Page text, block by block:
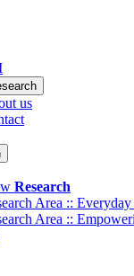
us
Research
Area ::
Area ::